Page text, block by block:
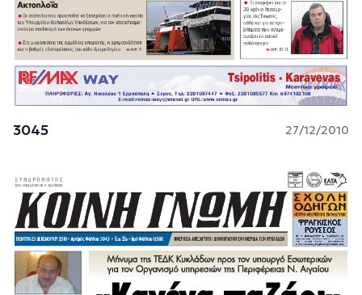
3045 27/12/2010